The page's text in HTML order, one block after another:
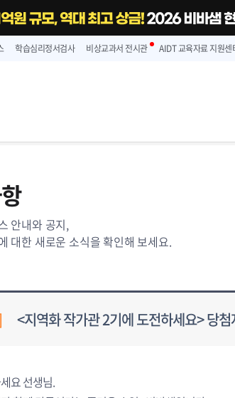
학습심리정서검사 비상교과서 전시관 AIDT 교육자료 지원센
안내와 공지,
대한 새로운 소식을 확인해 보세요.
<지역화 작가관 2기에 도전하세요> 당첨
요 선생님.